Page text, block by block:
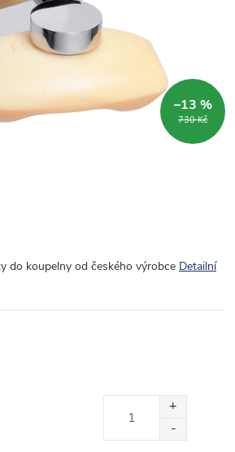
730 Kč
–13 %
do koupelny od českého výrobce Detailní